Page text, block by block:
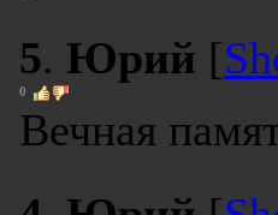
5. Юрий [
0
Вечная